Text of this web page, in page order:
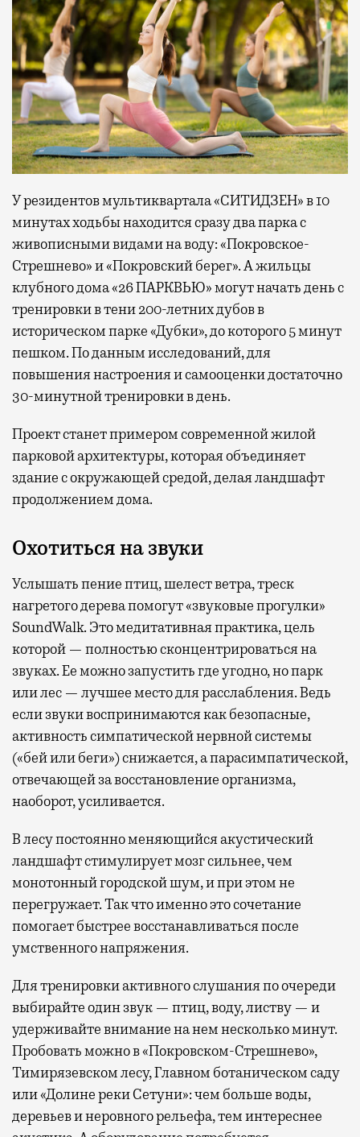
У резидентов мультиквартала «СИТИДЗЕН» в 10
минутах ходьбы находится сразу два парка с
живописными видами на воду: «Покровское-
Стрешнево» и «Покровский берег». А жильцы
клубного дома «26 ПАРКВЬЮ» могут начать день с
тренировки в тени 200-летних дубов в
историческом парке «Дубки», до которого 5 минут
пешком. По данным исследований, для
повышения настроения и самооценки достаточно
30-минутной тренировки в день.
Проект станет примером современной жилой
парковой архитектуры, которая объединяет
здание с окружающей средой, делая ландшафт
продолжением дома.
Охотиться на звуки
Услышать пение птиц, шелест ветра, треск
нагретого дерева помогут «звуковые прогулки»
SoundWalk. Это медитативная практика, цель
которой — полностью сконцентрироваться на
звуках. Ее можно запустить где угодно, но парк
или лес — лучшее место для расслабления. Ведь
если звуки воспринимаются как безопасные,
активность симпатической нервной системы
(«бей или беги») снижается, а парасимпатической,
отвечающей за восстановление организма,
наоборот, усиливается.
В лесу постоянно меняющийся акустический
ландшафт стимулирует мозг сильнее, чем
монотонный городской шум, и при этом не
перегружает. Так что именно это сочетание
помогает быстрее восстанавливаться после
умственного напряжения.
Для тренировки активного слушания по очереди
выбирайте один звук — птиц, воду, листву — и
удерживайте внимание на нем несколько минут.
Пробовать можно в «Покровском-Стрешнево»,
Тимирязевском лесу, Главном ботаническом саду
или «Долине реки Сетуни»: чем больше воды,
деревьев и неровного рельефа, тем интереснее